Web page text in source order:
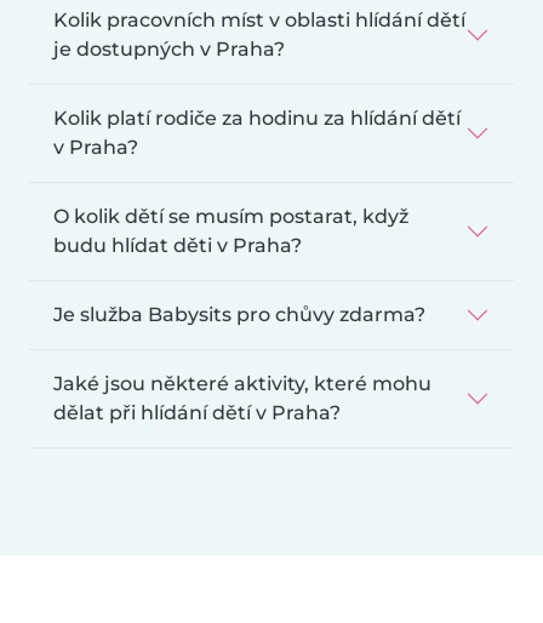
Kolik pracovních míst v oblasti hlídání dětí
je dostupných v Praha?
Kolik platí rodiče za hodinu za hlídání dětí
v Praha?
O kolik dětí se musím postarat, když
budu hlídat děti v Praha?
Je služba Babysits pro chůvy zdarma?
Jaké jsou některé aktivity, které mohu
dělat při hlídání dětí v Praha?